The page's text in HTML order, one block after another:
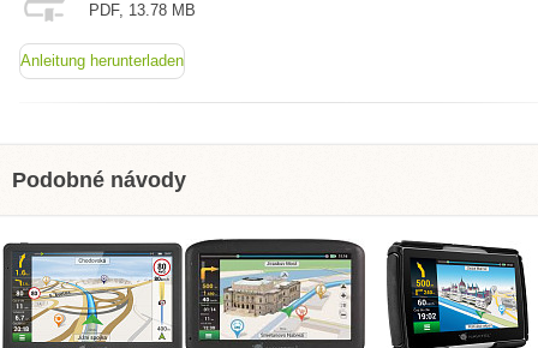
PDF, 13.78 MB
Anleitung herunterladen
Podobné návody